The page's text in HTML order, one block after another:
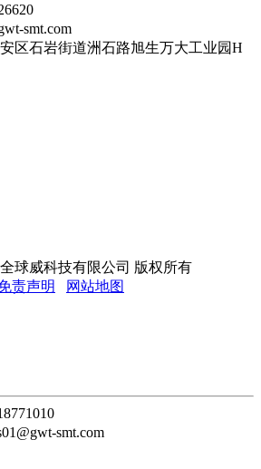
smt.com
区石岩街道洲石路旭生万大工业园H
球威科技有限公司 版权所有
责声明 网站地图
smt.com